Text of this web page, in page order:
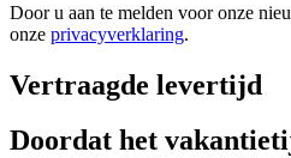
Door u aan te melden voor onze
onze privacyverklaring.
Vertraagde levertijd
Doordat het